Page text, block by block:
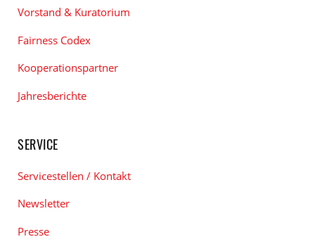
Vorstand & Kuratorium
Fairness Codex
Kooperationspartner
Jahresberichte
SERVICE
Servicestellen / Kontakt
Newsletter
Presse